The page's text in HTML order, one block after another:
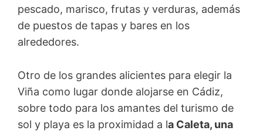
pescado, marisco, frutas y verduras, además
de puestos de tapas y bares en los
alrededores.
Otro de los grandes alicientes para elegir la
Viña como lugar donde alojarse en Cádiz,
sobre todo para los amantes del turismo de
sol y playa es la proximidad a la Caleta, una